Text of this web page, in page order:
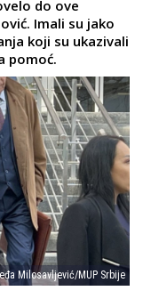
do ove
Imali su jako
koji su ukazivali
pomoć.
Milosavljević/MUP Srbije